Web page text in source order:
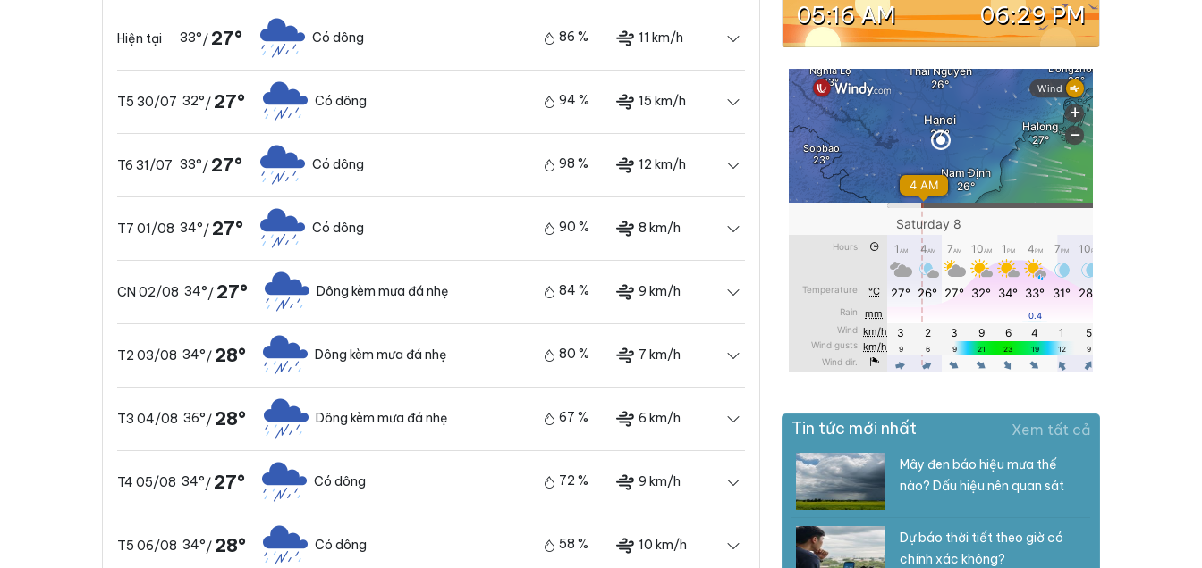
Hiện tại 33°/ 27° Có dông 86 % 11 km/h
T5 30/07 32°/ 27° Có dông 94 % 15 km/h
T6 31/07 33°/ 27° Có dông 98 % 12 km/h
T7 01/08 34°/ 27° Có dông 90 % 8 km/h
CN 02/08 34°/ 27° Dông kèm mưa đá nhẹ 84 % 9 km/h
T2 03/08 34°/ 28° Dông kèm mưa đá nhẹ 80 % 7 km/h
T3 04/08 36°/ 28° Dông kèm mưa đá nhẹ 67 % 6 km/h
T4 05/08 34°/ 27° Có dông 72 % 9 km/h
T5 06/08 34°/ 28° Có dông 58 % 10 km/h
05:16 AM 06:29 PM
Tin tức mới nhất Xem tất cả
Mây đen báo hiệu mưa thế
nào? Dấu hiệu nên quan sát
Dự báo thời tiết theo giờ có
chính xác không?